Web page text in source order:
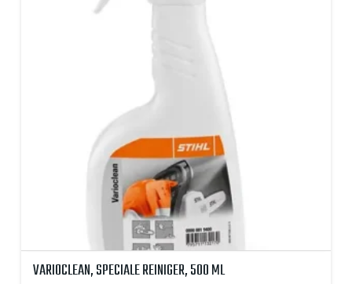
VARIOCLEAN, SPECIALE REINIGER, 500 ML